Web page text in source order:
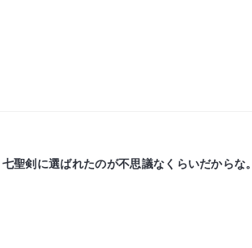
聖剣に選ばれたのが不思議なくらいだからな。